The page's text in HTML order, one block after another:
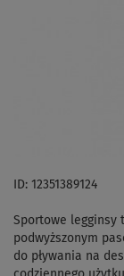
ID: 12351389124
Sportowe legginsy
podwyższonym
do pływania na